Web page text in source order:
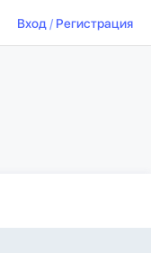
Вход/ Регистрация